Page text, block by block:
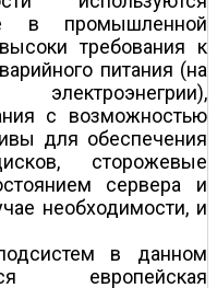
в промышленной
требования к
питания (на
с возможностью
для обеспечения
сторожевые
сервера и
необходимости, и
в данном
европейская